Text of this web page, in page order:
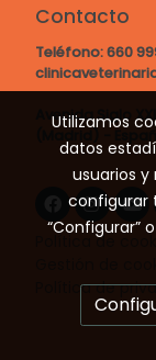
Contacto
Teléfono:660
Avenida Siglo
Política de
Gestión de
Política de
Utilizamos
datos
usuarios y
configurar
“Configurar”